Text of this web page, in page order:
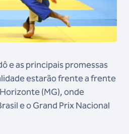
e as principais promessas
estarão frente a frente
(MG), onde
e o Grand Prix Nacional